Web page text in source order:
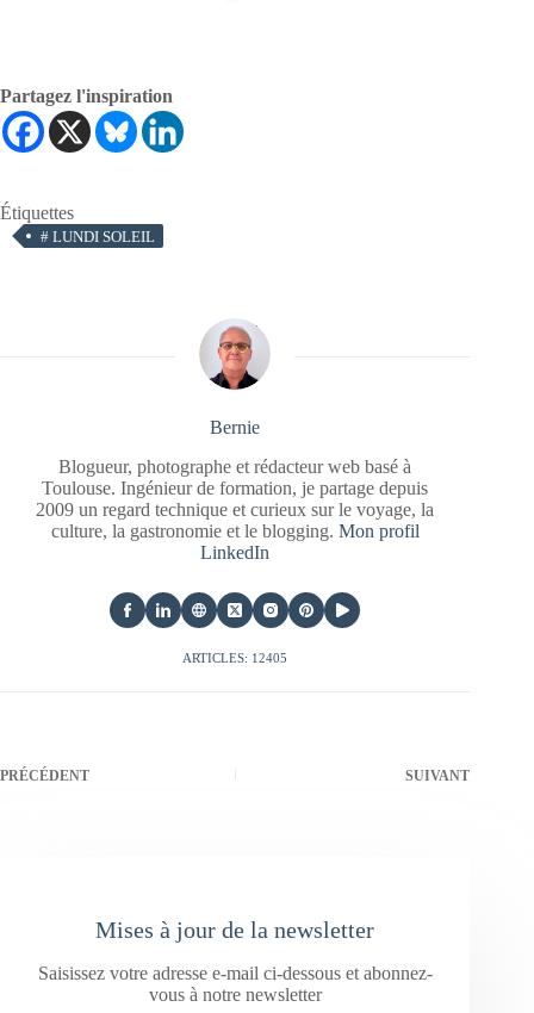
Partagez l'inspiration
Étiquettes
# LUNDI SOLEIL
Bernie
Blogueur, photographe et rédacteur web basé à
Toulouse. Ingénieur de formation, je partage depuis
2009 un regard technique et curieux sur le voyage, la
culture, la gastronomie et le blogging. Mon profil
LinkedIn
ARTICLES: 12405
PRÉCÉDENT SUIVANT
Mises à jour de la newsletter
Saisissez votre adresse e-mail ci-dessous et abonnez-
vous à notre newsletter